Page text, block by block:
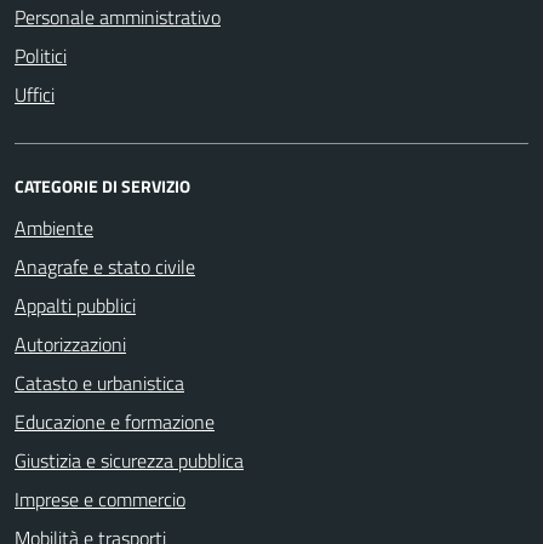
Personale amministrativo
Politici
Uffici
CATEGORIE DI SERVIZIO
Ambiente
Anagrafe e stato civile
Appalti pubblici
Autorizzazioni
Catasto e urbanistica
Educazione e formazione
Giustizia e sicurezza pubblica
Imprese e commercio
Mobilità e trasporti